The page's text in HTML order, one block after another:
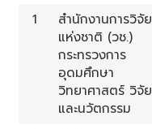
1
สำนักงานการวิจัย
แห่งชาติ (วช.)
กระทรวงการ
อุดมศึกษา
วิทยาศาสตร์ วิจัย
และนวัตกรรม